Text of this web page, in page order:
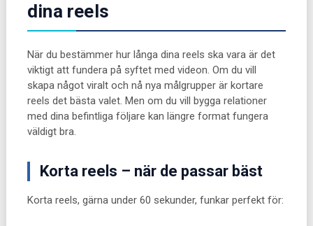
dina reels
När du bestämmer hur långa dina reels ska vara är det
viktigt att fundera på syftet med videon. Om du vill
skapa något viralt och nå nya målgrupper är kortare
reels det bästa valet. Men om du vill bygga relationer
med dina befintliga följare kan längre format fungera
väldigt bra.
Korta reels – när de passar bäst
Korta reels, gärna under 60 sekunder, funkar perfekt för: